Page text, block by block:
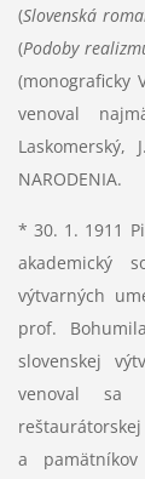
(Slovenská
(Podoby
(monograficky
venoval
Laskomerský,
NARODENIA.
* 30. 1. 1911
akademický
výtvarných
prof.
slovenskej
venoval sa
a